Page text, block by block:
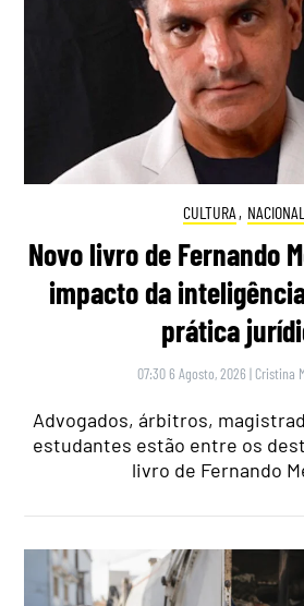
CULTURA , NACIONAL
Novo livro de Fernando
impacto da
prática
07:30 6 Agosto, 2026 | Cristina
Advogados, árbitros,
estudantes estão entre os
livro de Fernando